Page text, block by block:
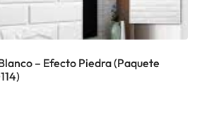
– Efecto Piedra (Paquete